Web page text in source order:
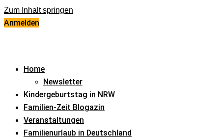
Zum Inhalt springen
Anmelden
Home
Newsletter
Kindergeburtstag in NRW
Familien-Zeit Blogazin
Veranstaltungen
Familienurlaub in Deutschland